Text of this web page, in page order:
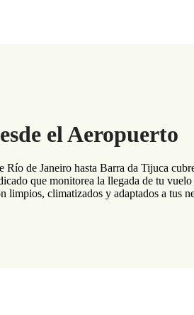
el Aeropuerto
de Janeiro hasta Barra da Tijuca
que monitorea la llegada de tu
limpios, climatizados y adaptados a tus